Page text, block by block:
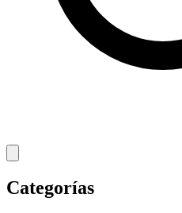
Categorías